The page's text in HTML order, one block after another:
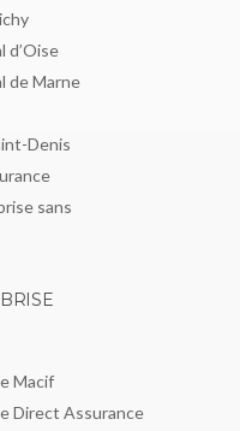
d’Oise
de Marne
Denis
sans
Macif
Direct Assurance